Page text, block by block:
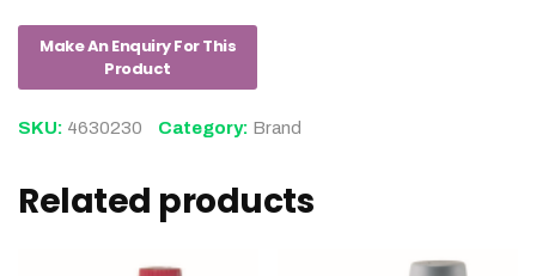
SKU: 4630230 Category: Brand
Related products